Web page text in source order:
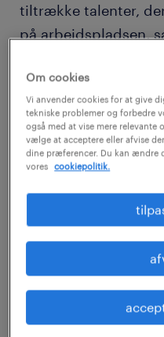
tiltrække talenter,
på arbejdspladsen,
• bedre
virkninger er
usikker. Ved at
arbejdsmodel kan
medarbejdere er
fremtidige
Om cookies
Vi anvender cookies for at give
tekniske problemer og forbedre
også med at vise mere relevante
vælge at acceptere eller afvise
dine præferencer. Du kan ændre
vores
cookiepolitik.